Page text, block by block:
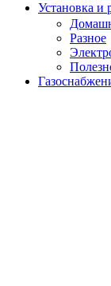
Установка и
Разное